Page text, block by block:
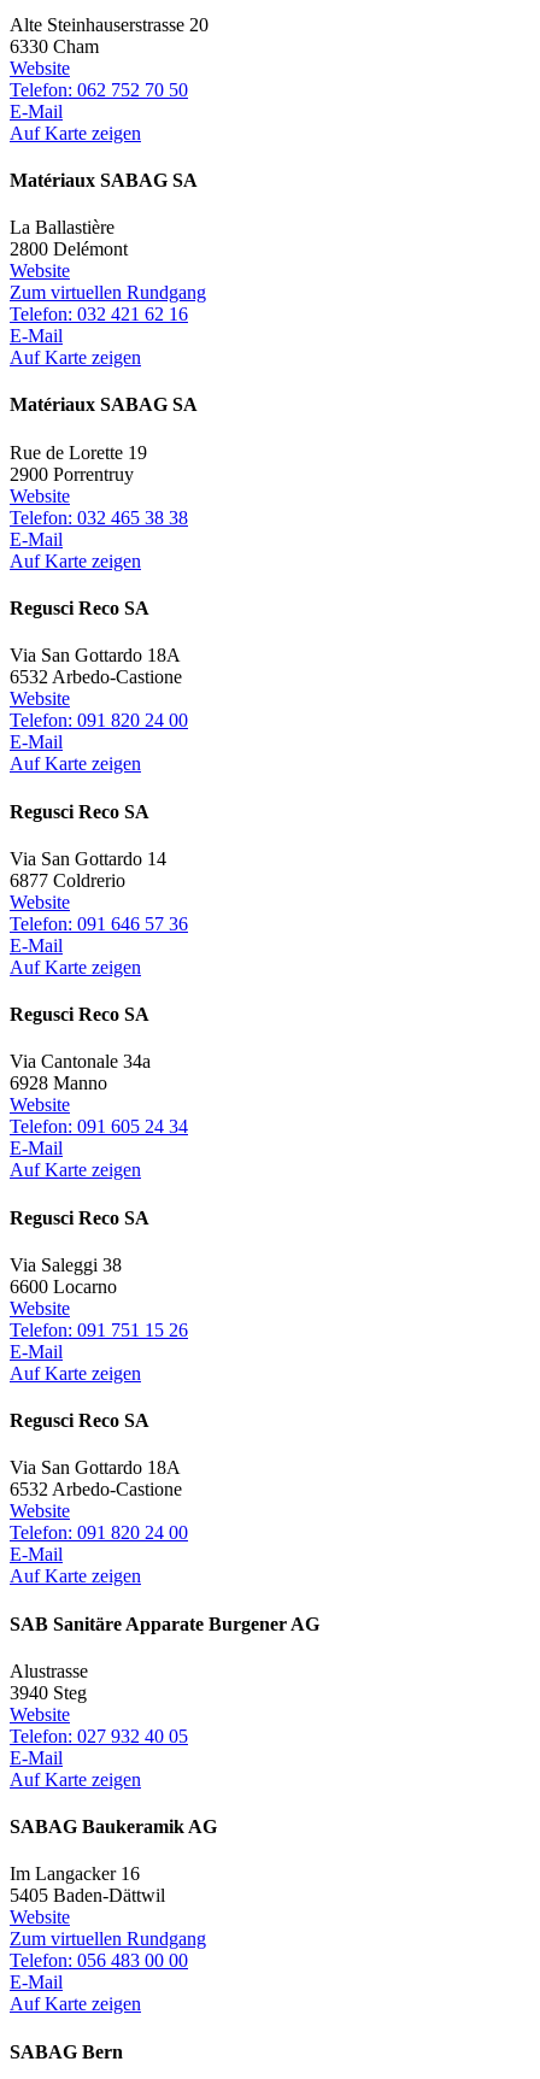
Alte Steinhauserstrasse 20
6330 Cham
Website
Telefon: 062 752 70 50
E-Mail
Auf Karte zeigen
Matériaux SABAG SA
La Ballastière
2800 Delémont
Website
Zum virtuellen Rundgang
Telefon: 032 421 62 16
E-Mail
Auf Karte zeigen
Matériaux SABAG SA
Rue de Lorette 19
2900 Porrentruy
Website
Telefon: 032 465 38 38
E-Mail
Auf Karte zeigen
Regusci Reco SA
Via San Gottardo 18A
6532 Arbedo-Castione
Website
Telefon: 091 820 24 00
E-Mail
Auf Karte zeigen
Regusci Reco SA
Via San Gottardo 14
6877 Coldrerio
Website
Telefon: 091 646 57 36
E-Mail
Auf Karte zeigen
Regusci Reco SA
Via Cantonale 34a
6928 Manno
Website
Telefon: 091 605 24 34
E-Mail
Auf Karte zeigen
Regusci Reco SA
Via Saleggi 38
6600 Locarno
Website
Telefon: 091 751 15 26
E-Mail
Auf Karte zeigen
Regusci Reco SA
Via San Gottardo 18A
6532 Arbedo-Castione
Website
Telefon: 091 820 24 00
E-Mail
Auf Karte zeigen
SAB Sanitäre Apparate Burgener AG
Alustrasse
3940 Steg
Website
Telefon: 027 932 40 05
E-Mail
Auf Karte zeigen
SABAG Baukeramik AG
Im Langacker 16
5405 Baden-Dättwil
Website
Zum virtuellen Rundgang
Telefon: 056 483 00 00
E-Mail
Auf Karte zeigen
SABAG Bern